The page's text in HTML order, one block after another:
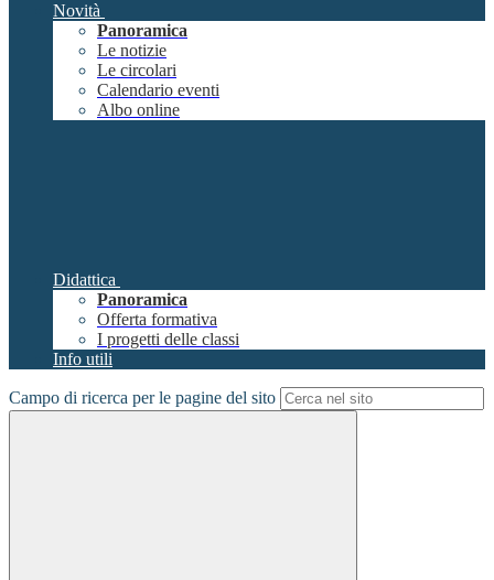
Novità
Panoramica
Le notizie
Le circolari
Calendario eventi
Albo online
Didattica
Panoramica
Offerta formativa
I progetti delle classi
Info utili
Campo di ricerca per le pagine del sito